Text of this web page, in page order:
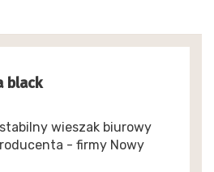
black
wieszak biurowy
- firmy Nowy